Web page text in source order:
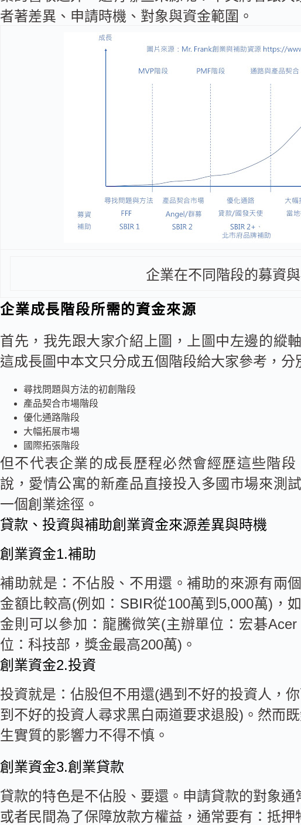
者著差異、申請時機、對象與資金範圍。
企業在不同階段的募資
企業成長階段所需的資金來源
首先，我先跟大家介紹上圖，上圖中左邊的縱
這成長圖中本文只分成五個階段給大家參考，分
尋找問題與方法的初創階段
產品契合市場階段
優化通路階段
大幅拓展市場
國際拓張階段
但不代表企業的成長歷程必然會經歷這些階
說，愛情公寓的新產品直接投入多國市場來測
一個創業途徑。
貸款、投資與補助創業資金來源差異與時機
創業資金1.補助
補助就是：不佔股、不用還。補助的來源有兩
金額比較高(例如： SBIR從100萬到5,000萬)，
金則可以參加：龍騰微笑(主辦單位：宏碁
位：科技部，獎金最高200萬)。
創業資金2.投資
投資就是：佔股但不用還(遇到不好的投資人，
到不好的投資人尋求黑白兩道要求退股)。然而
生實質的影響力不得不慎。
創業資金3.創業貸款
貸款的特色是不佔股、要還。申請貸款的對象
或者民間為了保障放款方權益，通常要有：抵